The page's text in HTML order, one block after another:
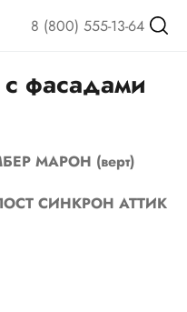
8 (800) 555-13-64
фасадами
МАРОН (верт)
СИНКРОН АТТИК